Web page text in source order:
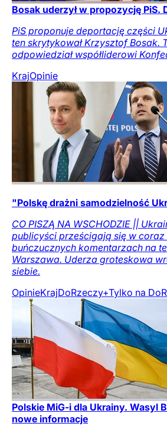
Bosak uderzył w propozycję PiS.
PiS proponuje deportację części
ten skrytykował Krzysztof Bosak.
odpowiedział współliderowi
KrajOpinie
"Polskę drażni samodzielność
CO PISZĄ NA WSCHODZIE ||
publicyści prześcigają się w
buńczucznych komentarzach na
Warszawa. Uderza groteskowa
siebie.
OpinieKrajDoRzeczy+Tylko na
Polskie MiG-i dla Ukrainy. Wasyl
nowe informacje